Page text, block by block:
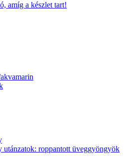
amíg a készlet tart!
utánzatok: roppantott üveggyöngyök